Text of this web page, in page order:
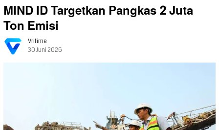
MIND ID Targetkan Pangkas 2 Juta
Ton Emisi
Vritime
30 Juni 2026